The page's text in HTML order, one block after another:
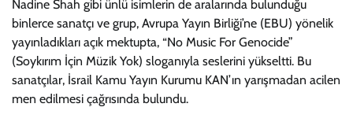
Nadine Shah gibi ünlü isimlerin de aralarında bulunduğu
binlerce sanatçı ve grup, Avrupa Yayın Birliği’ne (EBU) yönelik
yayınladıkları açık mektupta, “No Music For Genocide”
(Soykırım İçin Müzik Yok) sloganıyla seslerini yükseltti. Bu
sanatçılar, İsrail Kamu Yayın Kurumu KAN’ın yarışmadan acilen
men edilmesi çağrısında bulundu.